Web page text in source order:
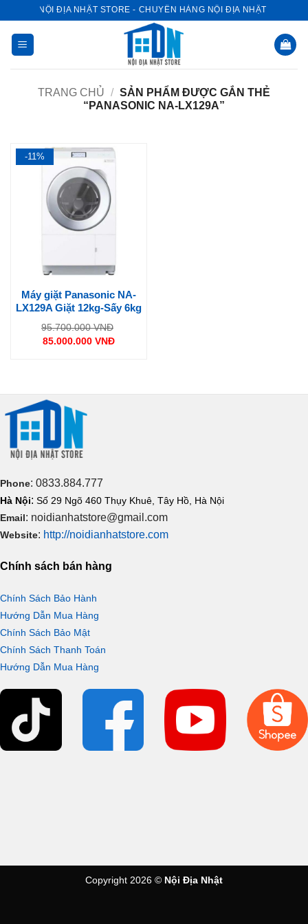
dung
NỘI ĐỊA NHẬT STORE - CHUYÊN HÀNG NỘI ĐỊA NHẬT
TRANG CHỦ / SẢN PHẨM ĐƯỢC GẮN THẺ
“PANASONIC NA-LX129A”
-11%
Máy giặt Panasonic NA-
LX129A Giặt 12kg-Sấy 6kg
95.700.000VNĐ
85.000.000 VNĐ
Phone: 0833.884.777
Hà Nội: Số 29 Ngõ 460 Thụy Khuê, Tây Hồ, Hà Nội
Email: noidianhatstore@gmail.com
Website: http://noidianhatstore.com
Chính sách bán hàng
Chính Sách Bảo Hành
Hướng Dẫn Mua Hàng
Chính Sách Bảo Mật
Chính Sách Thanh Toán
Hướng Dẫn Mua Hàng
Copyright 2026 © Nội Địa Nhật